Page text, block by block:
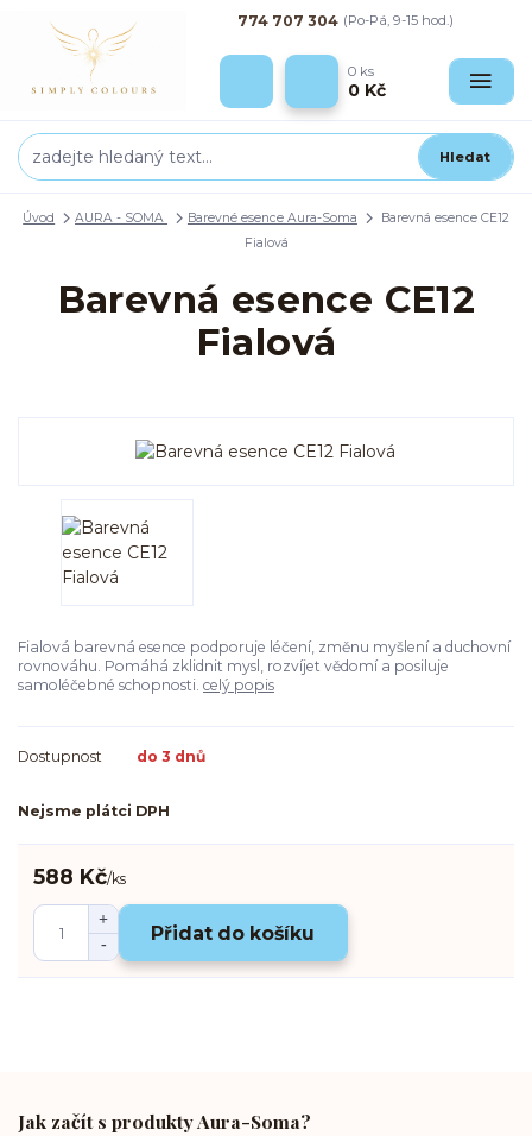
Hledat
774 707 304 (Po-Pá, 9-15 hod.)
0 ks
0 Kč
Úvod AURA - SOMA Barevné esence Aura-Soma
Barevná esence CE12
Fialová
Barevná esence CE12
Fialová
Fialová barevná esence podporuje léčení, změnu myšlení a duchovní
rovnováhu. Pomáhá zklidnit mysl, rozvíjet vědomí a posiluje
samoléčebné schopnosti. celý popis
Dostupnost do 3 dnů
Nejsme plátci DPH
588 Kč/ks
Přidat do košíku
Jak začít s produkty Aura-Soma?